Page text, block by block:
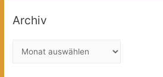
Archiv